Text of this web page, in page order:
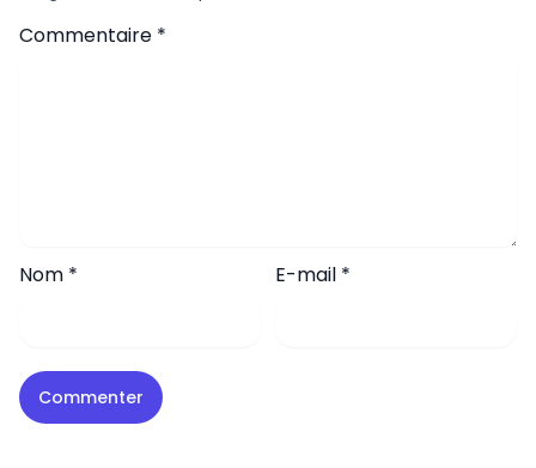
Commentaire *
Nom * E-mail *